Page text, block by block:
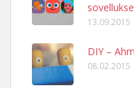
13.09.2015
DIY –
08.02.2015